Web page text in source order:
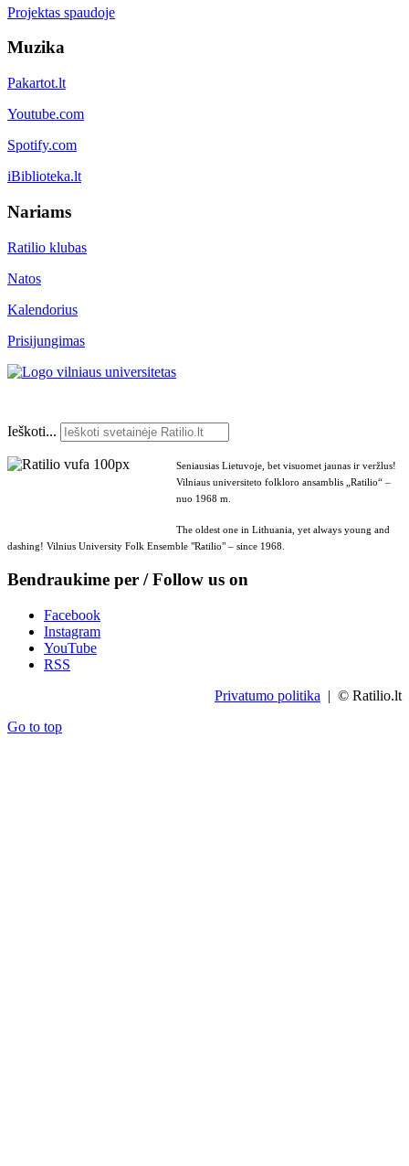
Projektas spaudoje
Muzika
Pakartot.lt
Youtube.com
Spotify.com
iBiblioteka.lt
Nariams
Ratilio klubas
Natos
Kalendorius
Prisijungimas
Ieškoti...
Seniausias Lietuvoje, bet visuomet jaunas ir veržlus!
Vilniaus universiteto folkloro ansamblis „Ratilio“ –
nuo 1968 m.
The oldest one in Lithuania, yet always young and
dashing! Vilnius University Folk Ensemble "Ratilio" – since 1968.
Bendraukime per / Follow us on
Facebook
Instagram
YouTube
RSS
Privatumo politika | © Ratilio.lt
Go to top